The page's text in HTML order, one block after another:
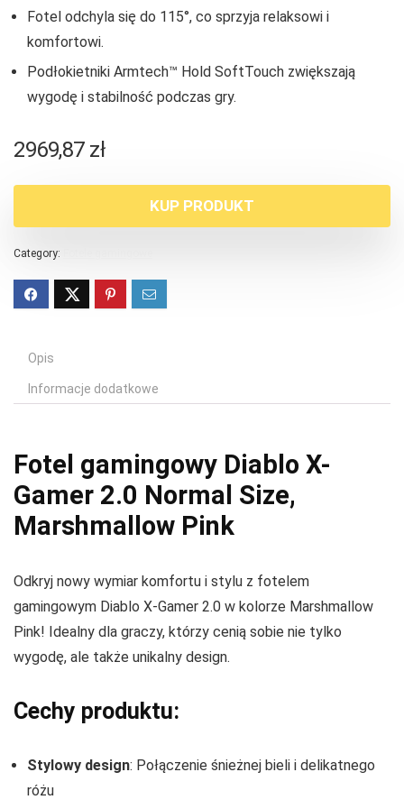
Fotel odchyla się do 115°, co sprzyja relaksowi i
komfortowi.
Podłokietniki Armtech™ Hold SoftTouch zwiększają
wygodę i stabilność podczas gry.
2969,87 zł
KUP PRODUKT
Category:
Opis
Informacje dodatkowe
Fotel gamingowy Diablo X-
Gamer 2.0 Normal Size,
Marshmallow Pink
Odkryj nowy wymiar komfortu i stylu z fotelem
gamingowym Diablo X-Gamer 2.0 w kolorze Marshmallow
Pink! Idealny dla graczy, którzy cenią sobie nie tylko
wygodę, ale także unikalny design.
Cechy produktu:
Stylowy design: Połączenie śnieżnej bieli i delikatnego
różu